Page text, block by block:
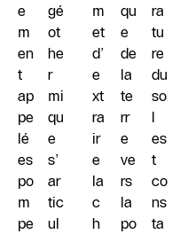
e
m
en
t
ap
pe
lé
es
po
m
pe
gé
ot
he
r
mi
qu
e
s’
ar
tic
ul
m
et
d’
e
xt
ra
ir
e
la
c
h
qu
e
de
la
te
rr
e
ve
rs
la
po
ra
tu
re
du
so
l
es
t
co
ns
ta